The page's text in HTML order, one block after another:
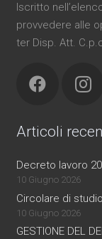
Iscritto
provvedere alle
ter Disp. Att.
Articoli
Decreto lavoro
10 Giugno 2026
Circolare di studio
10 Giugno 2026
GESTIONE DEL